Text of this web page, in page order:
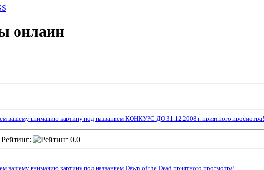
онлаин
вашему вниманию картину под названием КОНКУРС ДО 31.12.2008 г. приятного просмотра!
Рейтинг:
вашему вниманию картину под названием Dawn of the Dead приятного просмотра!